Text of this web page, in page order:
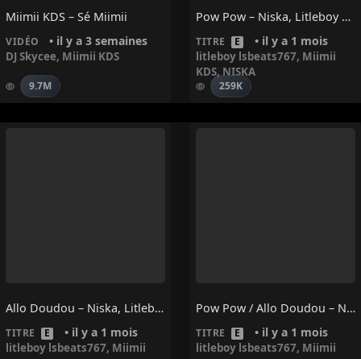
Miimii KDS – Sé Miimii
VIDÉO • il y a 3 semaines
DJ Skycee, Miimii KDS
9.7M
Pow Pow – Niska, Litleboy Lsbeats767, Miimii KDS
TITRE E • il y a 1 mois
litleboy lsbeats767, Miimii
KDS,NISKA
259K
Allo Doudou – Niska, Litleboy Lsbeats767, Miimii KDS
TITRE E • il y a 1 mois
litleboy lsbeats767, Miimii
Pow Pow / Allo Doudou – Niska, Litleboy Lsbeats767, Miimii KDS
TITRE E • il y a 1 mois
litleboy lsbeats767, Miimii